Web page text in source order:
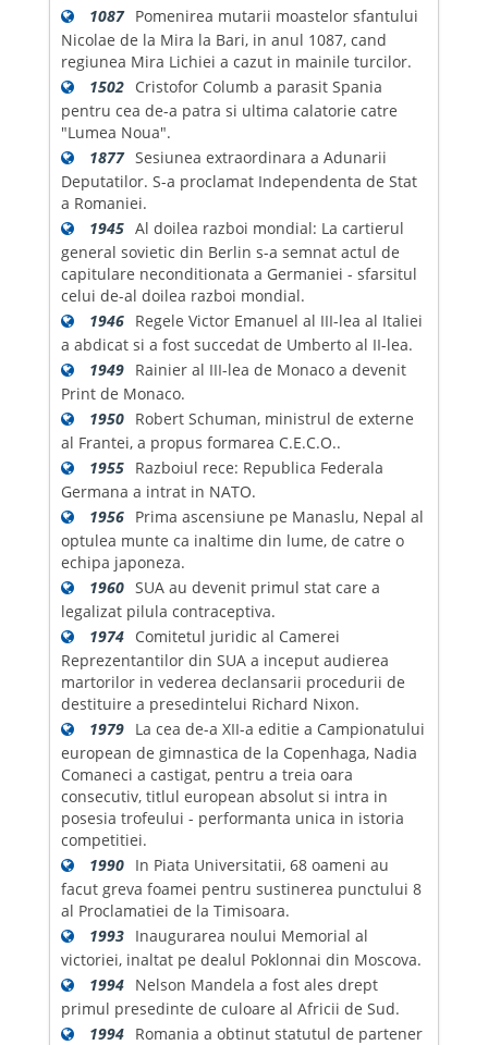
1087 Pomenirea mutarii moastelor sfantului
Nicolae de la Mira la Bari, in anul 1087, cand
regiunea Mira Lichiei a cazut in mainile turcilor.
1502 Cristofor Columb a parasit Spania
pentru cea de-a patra si ultima calatorie catre
"Lumea Noua".
1877 Sesiunea extraordinara a Adunarii
Deputatilor. S-a proclamat Independenta de Stat
a Romaniei.
1945 Al doilea razboi mondial: La cartierul
general sovietic din Berlin s-a semnat actul de
capitulare neconditionata a Germaniei - sfarsitul
celui de-al doilea razboi mondial.
1946 Regele Victor Emanuel al III-lea al Italiei
a abdicat si a fost succedat de Umberto al II-lea.
1949 Rainier al III-lea de Monaco a devenit
Print de Monaco.
1950 Robert Schuman, ministrul de externe
al Frantei, a propus formarea C.E.C.O..
1955 Razboiul rece: Republica Federala
Germana a intrat in NATO.
1956 Prima ascensiune pe Manaslu, Nepal al
optulea munte ca inaltime din lume, de catre o
echipa japoneza.
1960 SUA au devenit primul stat care a
legalizat pilula contraceptiva.
1974 Comitetul juridic al Camerei
Reprezentantilor din SUA a inceput audierea
martorilor in vederea declansarii procedurii de
destituire a presedintelui Richard Nixon.
1979 La cea de-a XII-a editie a Campionatului
european de gimnastica de la Copenhaga, Nadia
Comaneci a castigat, pentru a treia oara
consecutiv, titlul european absolut si intra in
posesia trofeului - performanta unica in istoria
competitiei.
1990 In Piata Universitatii, 68 oameni au
facut greva foamei pentru sustinerea punctului 8
al Proclamatiei de la Timisoara.
1993 Inaugurarea noului Memorial al
victoriei, inaltat pe dealul Poklonnai din Moscova.
1994 Nelson Mandela a fost ales drept
primul presedinte de culoare al Africii de Sud.
1994 Romania a obtinut statutul de partener